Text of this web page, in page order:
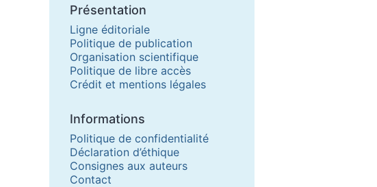
Présentation
Ligne éditoriale
Politique de publication
Organisation scientifique
Politique de libre accès
Crédit et mentions légales
Informations
Politique de confidentialité
Déclaration d’éthique
Consignes aux auteurs
Contact